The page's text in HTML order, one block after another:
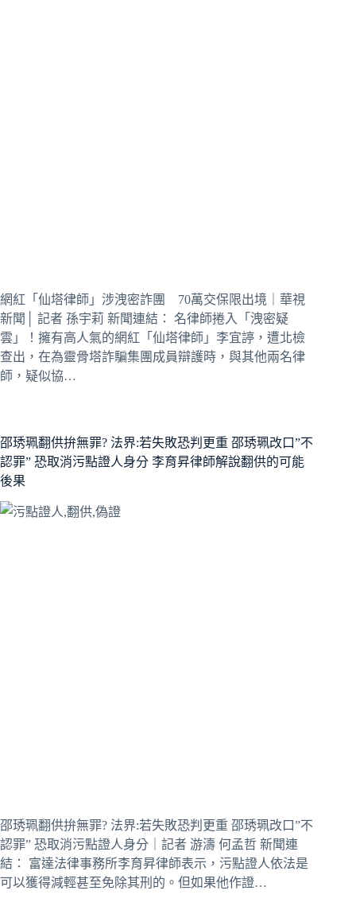
網紅「仙塔律師」涉洩密詐團 70萬交保限出境｜華視
新聞│ 記者 孫宇莉 新聞連結： 名律師捲入「洩密疑
雲」！擁有高人氣的網紅「仙塔律師」李宜諪，遭北檢
查出，在為靈骨塔詐騙集團成員辯護時，與其他兩名律
師，疑似協…
邵琇珮翻供拚無罪? 法界:若失敗恐判更重 邵琇珮改口”不
認罪” 恐取消污點證人身分 李育昇律師解說翻供的可能
後果
邵琇珮翻供拚無罪? 法界:若失敗恐判更重 邵琇珮改口”不
認罪” 恐取消污點證人身分｜記者 游濤 何孟哲 新聞連
結： 富達法律事務所李育昇律師表示，污點證人依法是
可以獲得減輕甚至免除其刑的。但如果他作證…